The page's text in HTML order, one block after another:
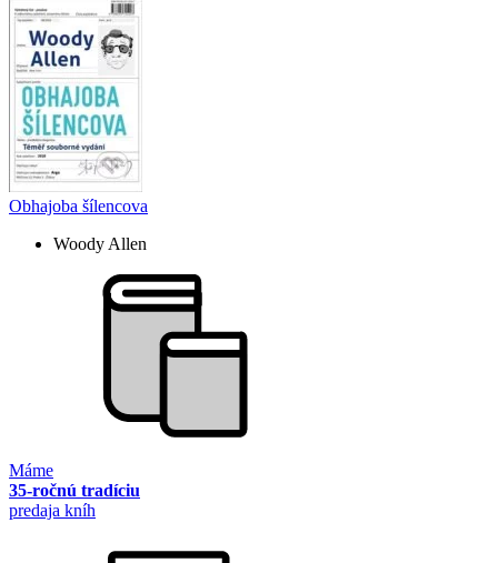
Obhajoba šílencova
Woody Allen
Máme
35-ročnú tradíciu
predaja kníh